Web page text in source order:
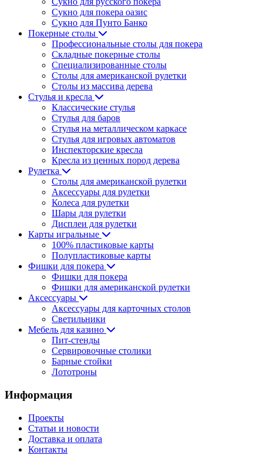
Сукно для покера оазис
Сукно для Пунто Банко
Покерные столы
Профессиональные столы для покера
Складные покерные столы
Специализированные столы
Столы для американской рулетки
Столы из массива дерева
Стулья и кресла
Классические стулья
Стулья для баров
Стулья на металлическом каркасе
Стулья для игровых автоматов
Инспекторские кресла
Кресла из ценных пород дерева
Рулетка
Столы для американской рулетки
Аксессуары для рулетки
Колеса для рулетки
Шары для рулетки
Дисплеи для рулетки
Карты игральные
100% пластиковые карты
Полупластиковые карты
Фишки для покера
Фишки для покера
Фишки для американской рулетки
Аксессуары
Аксессуары для карточных столов
Светильники
Мебель для казино
Пит-стенды
Сервировочные столики
Барные стойки
Лототроны
Информация
Проекты
Статьи и новости
Доставка и оплата
Контакты